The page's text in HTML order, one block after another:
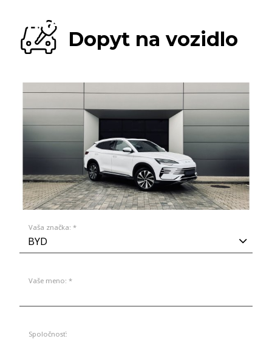
Dopyt na vozidlo
Vaša značka: *
Vaše meno: *
Spoločnosť: